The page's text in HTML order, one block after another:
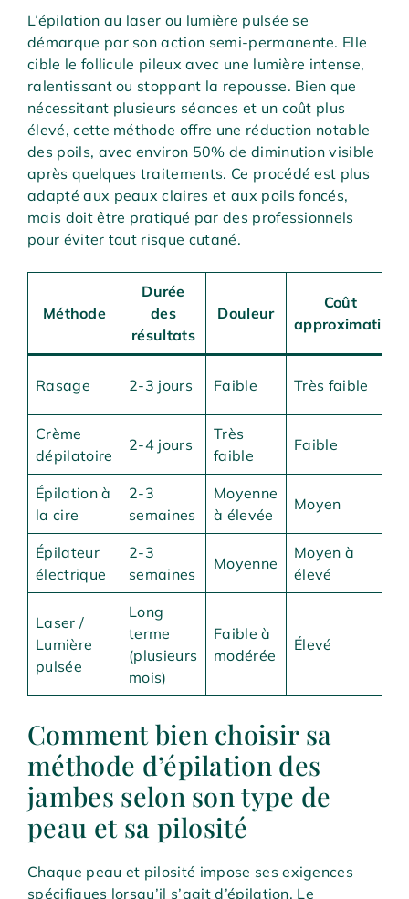
L’épilation au laser ou lumière pulsée se
démarque par son action semi-permanente. Elle
cible le follicule pileux avec une lumière intense,
ralentissant ou stoppant la repousse. Bien que
nécessitant plusieurs séances et un coût plus
élevé, cette méthode offre une réduction notable
des poils, avec environ 50% de diminution visible
après quelques traitements. Ce procédé est plus
adapté aux peaux claires et aux poils foncés,
mais doit être pratiqué par des professionnels
pour éviter tout risque cutané.
Méthode
Durée
des
résultats
Douleur
Coût
approximatif
Rasage 2-3 jours Faible Très faible
Crème
dépilatoire
2-4 jours
Très
faible
Faible
Épilation à
la cire
2-3
semaines
Moyenne
à élevée
Moyen
Épilateur
électrique
2-3
semaines
Moyenne
Moyen à
élevé
Laser /
Lumière
pulsée
Long
terme
(plusieurs
mois)
Faible à
modérée
Élevé
Comment bien choisir sa
méthode d’épilation des
jambes selon son type de
peau et sa pilosité
Chaque peau et pilosité impose ses exigences
spécifiques lorsqu’il s’agit d’épilation. Le